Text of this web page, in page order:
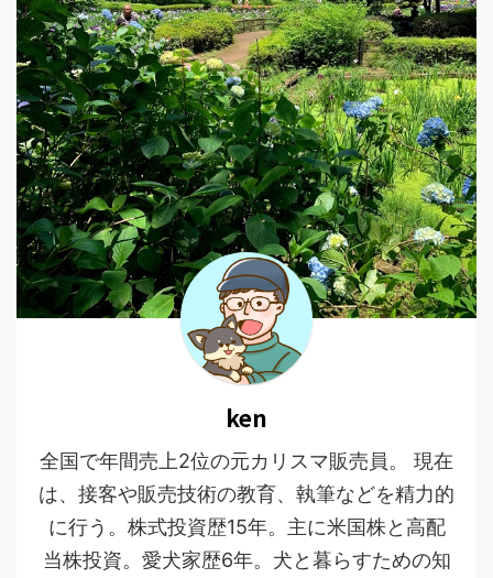
ken
全国で年間売上2位の元カリスマ販売員。 現在
は、接客や販売技術の教育、執筆などを精力的
に行う。株式投資歴15年。主に米国株と高配
当株投資。愛犬家歴6年。犬と暮らすための知